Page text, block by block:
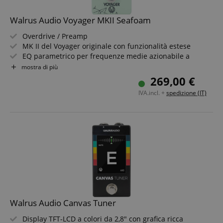
Walrus Audio Voyager MKII Seafoam
Overdrive / Preamp
MK II del Voyager originale con funzionalità estese
EQ parametrico per frequenze medie azionabile a
pedale con boost/cut di +/-12 dB
Frequenza media regolabile tra 250 Hz e 2.000 Hz
mostra di più
269,00 €
IVA.incl. + spedizione (IT)
Walrus Audio Canvas Tuner
Display TFT-LCD a colori da 2,8" con grafica ricca